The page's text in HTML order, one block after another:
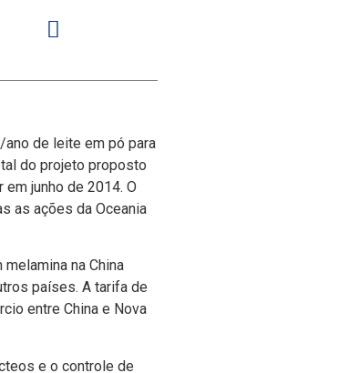
ano de leite em pó para
do projeto proposto
junho de 2014. O
as ações da Oceania
na China
paí­ses. A tarifa de
entre China e Nova
e o controle de